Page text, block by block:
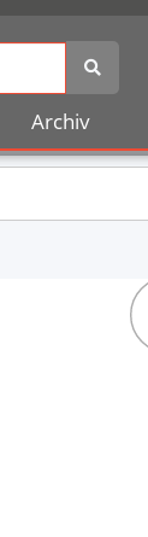
Archiv